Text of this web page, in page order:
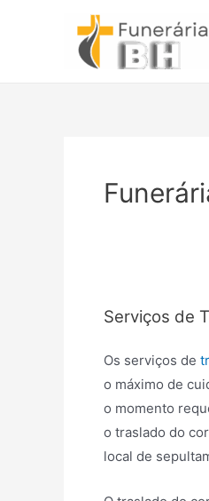
Serviços de
Os serviços de
o máximo de
o momento
o traslado do
local de